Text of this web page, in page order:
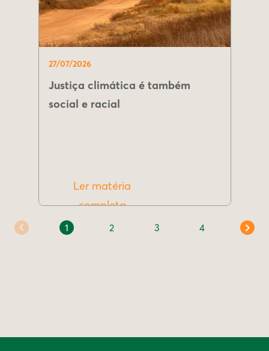
27/07/2026
Justiça climática é também
social e racial
Ler matéria
completa
1 2 3 4